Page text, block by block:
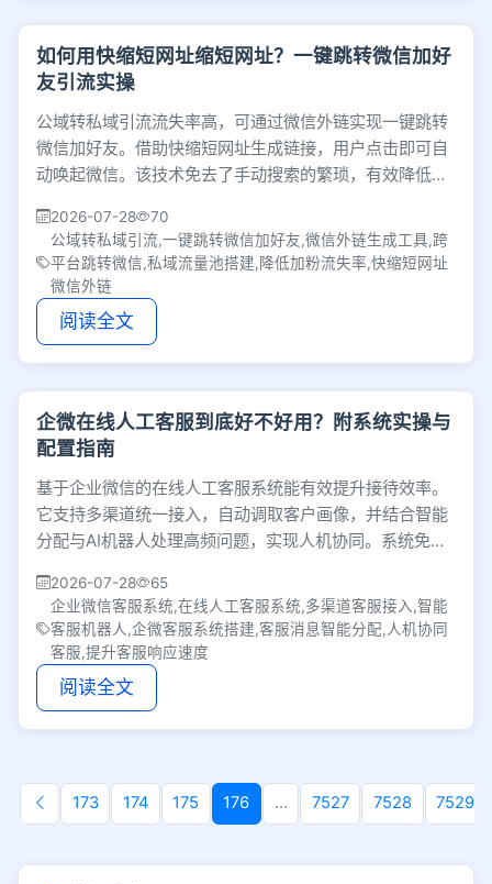
如何用快缩短网址缩短网址？一键跳转微信加好
友引流实操
公域转私域引流流失率高，可通过微信外链实现一键跳转
微信加好友。借助快缩短网址生成链接，用户点击即可自
动唤起微信。该技术免去了手动搜索的繁琐，有效降低加
2026-07-28
70
公域转私域引流,一键跳转微信加好友,微信外链生成工具,跨
平台跳转微信,私域流量池搭建,降低加粉流失率,快缩短网址
微信外链
阅读全文
企微在线人工客服到底好不好用？附系统实操与
配置指南
基于企业微信的在线人工客服系统能有效提升接待效率。
它支持多渠道统一接入，自动调取客户画像，并结合智能
分配与AI机器人处理高频问题，实现人机协同。系统免部
2026-07-28
65
企业微信客服系统,在线人工客服系统,多渠道客服接入,智能
客服机器人,企微客服系统搭建,客服消息智能分配,人机协同
客服,提升客服响应速度
阅读全文
173 174 175 176 ... 7527 7528 7529